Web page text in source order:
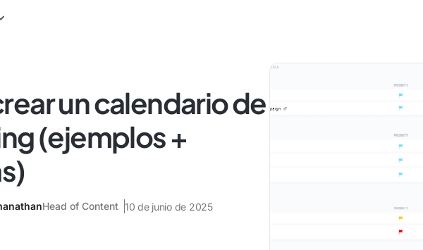
un calendario de
(ejemplos +
Head of Content 10 de junio de 2025